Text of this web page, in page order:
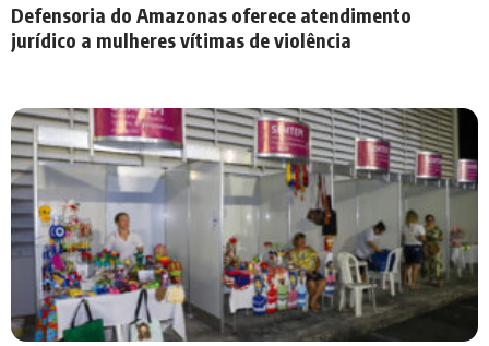
Defensoria do Amazonas oferece atendimento
jurídico a mulheres vítimas de violência